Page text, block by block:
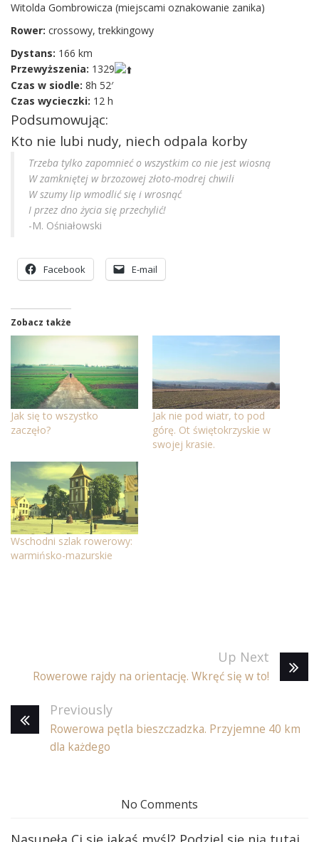
Witolda Gombrowicza (miejscami oznakowanie zanika)
Rower: crossowy, trekkingowy
Dystans: 166 km
Przewyższenia: 1329
Czas w siodle: 8h 52′
Czas wycieczki: 12 h
Podsumowując:
Kto nie lubi nudy, niech odpala korby
Trzeba tylko zapomnieć o wszystkim co nie jest wiosną
W zamkniętej w brzozowej złoto-modrej chwili
W szumy lip wmodlić się i wrosnąć
I przez dno życia się przechylić!
-M. Ośniałowski
Facebook E-mail
Zobacz także
Jak się to wszystko
zaczęło?
Jak nie pod wiatr, to pod
górę. Ot świętokrzyskie w
swojej krasie.
Wschodni szlak rowerowy:
warmińsko-mazurskie
Up Next
Rowerowe rajdy na orientację. Wkręć się w to!
Previously
Rowerowa pętla bieszczadzka. Przyjemne 40 km
dla każdego
No Comments